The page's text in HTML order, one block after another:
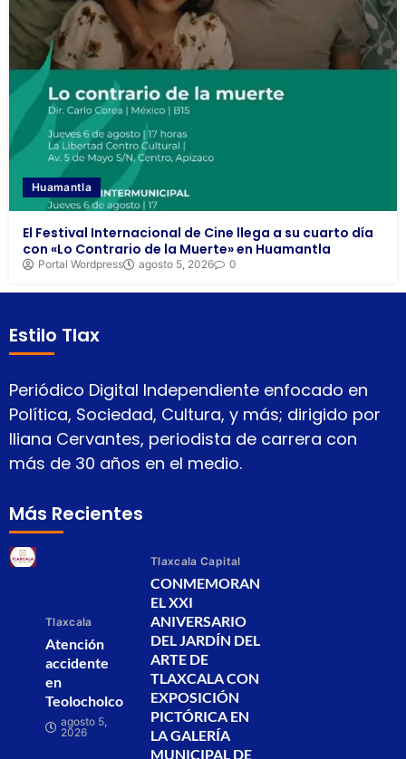
Huamantla
El Festival Internacional de Cine llega a su cuarto día
con «Lo Contrario de la Muerte» en Huamantla
Portal Wordpress agosto 5, 2026 0
Estilo Tlax
Periódico Digital Independiente enfocado en
Política, Sociedad, Cultura, y más; dirigido por
Iliana Cervantes, periodista de carrera con
más de 30 años en el medio.
Más Recientes
Tlaxcala
Atención
accidente
en
Teolocholco
agosto 5,
2026
Tlaxcala Capital
CONMEMORAN
EL XXI
ANIVERSARIO
DEL JARDÍN DEL
ARTE DE
TLAXCALA CON
EXPOSICIÓN
PICTÓRICA EN
LA GALERÍA
MUNICIPAL DE